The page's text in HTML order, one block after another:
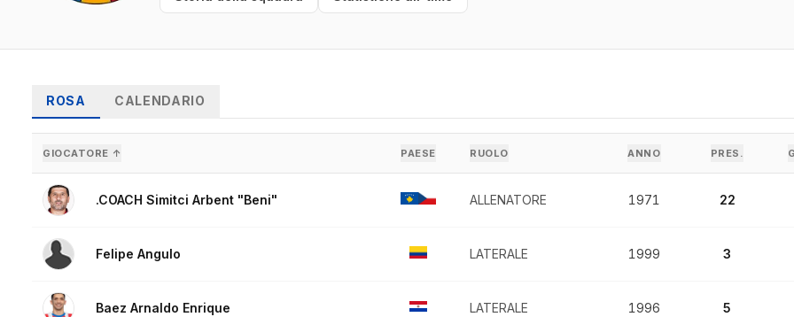
ROSA CALENDARIO
GIOCATORE ↑ PAESE RUOLO ANNO PRES.
.COACH Simitci Arbent "Beni" ALLENATORE 1971 22
Felipe Angulo LATERALE 1999 3
Baez Arnaldo Enrique LATERALE 1996 5